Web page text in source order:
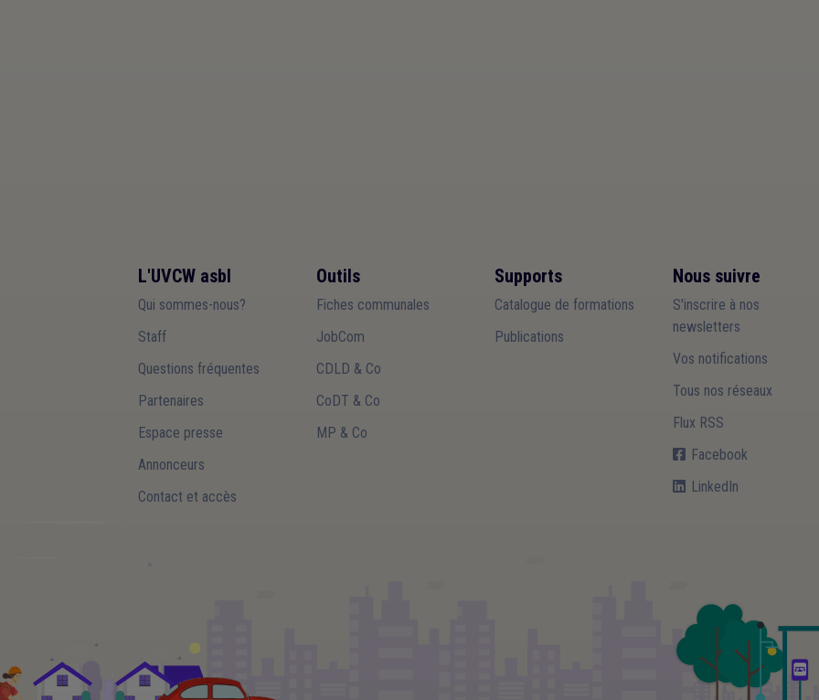
L'UVCW asbl
Qui sommes-nous?
Staff
Questions fréquentes
Partenaires
Espace presse
Annonceurs
Contact et accès
Outils
Fiches communales
JobCom
CDLD & Co
CoDT & Co
MP & Co
Supports
Catalogue de formations
Publications
Nous suivre
S'inscrire à nos
newsletters
Vos notifications
Tous nos réseaux
Flux RSS
Facebook
LinkedIn